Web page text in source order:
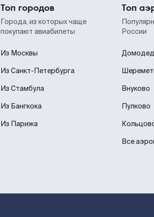
Топ городов
Города, из которых чаще
покупают авиабилеты
Из Москвы
Из Санкт-Петербурга
Из Стамбула
Из Бангкока
Из Парижа
Топ
России
Внуково
Пулково
Все